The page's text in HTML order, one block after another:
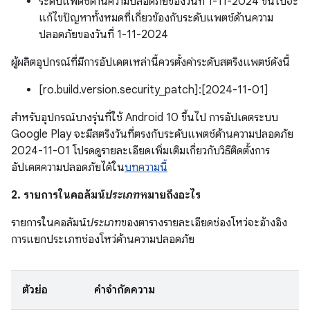
แก้ไขปัญหาทั้งหมดที่เกี่ยวข้องกับระดับแพตช์ด้านความ
ปลอดภัยของวันที่ 1-11-2024
ผู้ผลิตอุปกรณ์ที่มีการอัปเดตเหล่านี้ควรตั้งค่าระดับสตริงแพตช์ดังนี้
[ro.build.version.security_patch]:[2024-11-01]
สำหรับอุปกรณ์บางรุ่นที่ใช้ Android 10 ขึ้นไป การอัปเดตระบบ
Google Play จะมีสตริงวันที่ตรงกับระดับแพตช์ด้านความปลอดภัย
2024-11-01 โปรดดูรายละเอียดเพิ่มเติมเกี่ยวกับวิธีติดตั้งการ
อัปเดตความปลอดภัยได้ในบทความนี้
2. รายการในคอลัมน์ประเภทหมายถึงอะไร
รายการในคอลัมน์ประเภทของตารางรายละเอียดช่องโหว่จะอ้างอิง
การแยกประเภทช่องโหว่ด้านความปลอดภัย
ตัวย่อ คำจำกัดความ